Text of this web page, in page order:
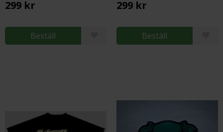
299 kr
Beställ
299 kr
Beställ